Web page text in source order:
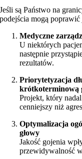
Jeśli są Państwo na
podejścia mogą
Medyczne
U niektórych
następnie
rezultatów.
Priorytetyzacja
krótkoterminową
Projekt, który
cenniejszy niż
Optymalizacja
głowy
Jakość gojenia
przewidywalność